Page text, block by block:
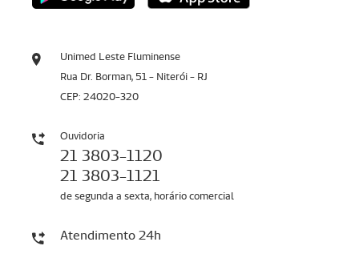
Unimed Leste Fluminense
Rua Dr. Borman, 51 - Niterói - RJ
CEP: 24020-320
Ouvidoria
21 3803-1120
21 3803-1121
de segunda a sexta, horário comercial
Atendimento 24h